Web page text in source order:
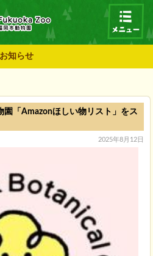
お知らせ
園「Amazonほしい物リスト」をス
2025年8月12日